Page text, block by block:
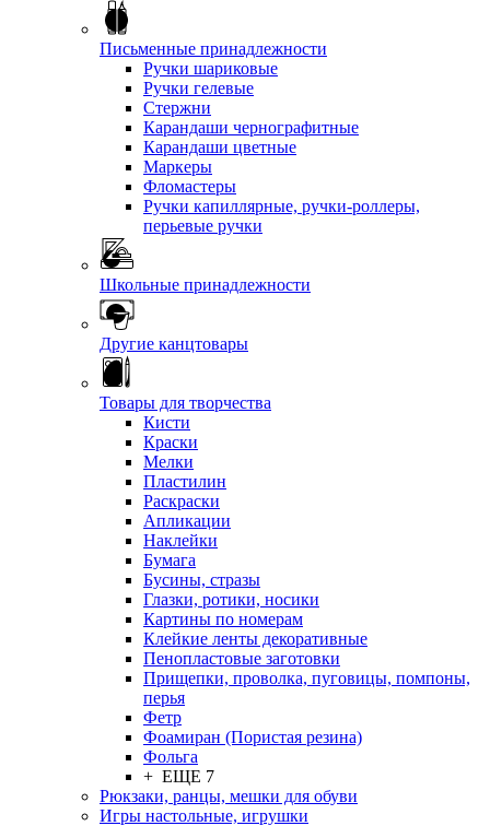
Письменные принадлежности
Ручки шариковые
Ручки гелевые
Стержни
Карандаши чернографитные
Карандаши цветные
Маркеры
Фломастеры
Ручки капиллярные, ручки-роллеры,
перьевые ручки
Школьные принадлежности
Другие канцтовары
Товары для творчества
Кисти
Краски
Мелки
Пластилин
Раскраски
Апликации
Наклейки
Бумага
Бусины, стразы
Глазки, ротики, носики
Картины по номерам
Клейкие ленты декоративные
Пенопластовые заготовки
Прищепки, проволка, пуговицы, помпоны,
перья
Фетр
Фоамиран (Пористая резина)
Фольга
+ ЕЩЕ 7
Рюкзаки, ранцы, мешки для обуви
Игры настольные, игрушки